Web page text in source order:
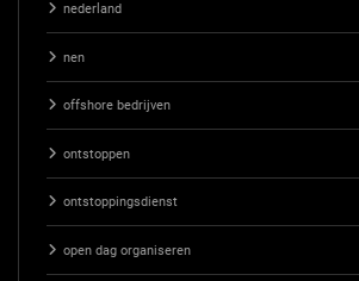
nederland
nen
offshore bedrijven
ontstoppen
ontstoppingsdienst
open dag organiseren